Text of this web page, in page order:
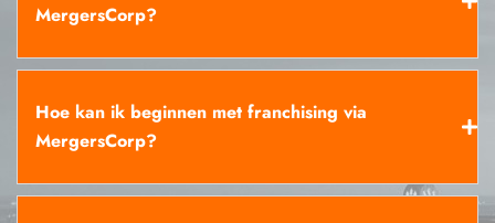
MergersCorp?
Hoe kan ik beginnen met franchising via
MergersCorp?